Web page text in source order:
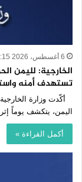
6 أغسطس، 2026 20:15
الخارجية: لليمن
تستهدف أمنه
أكّدت وزارة
اليمن، يتكشف يوماً
أكمل القراءة »